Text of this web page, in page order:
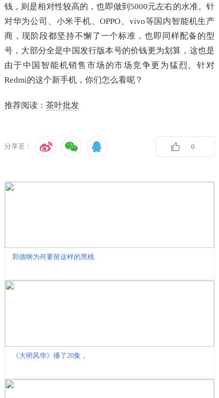
钱，则是相对性较高的，也即做到5000元左右的水准。针
对华为公司、小米手机、OPPO、vivo等国内智能机生产
商，现阶段都坚持不懈了一个标准，也即同样配备的型
号，大部分全是中国发行版本号的价钱更为划算，这也是
由于中国智能机销售市场的市场竞争更为猛烈。针对
Redmi的这个新手机，你们怎么看呢？
推荐阅读： 茶叶批发
分享至： 0
郭德纲为何要留这样的黑桃
《大明风华》播了20集，